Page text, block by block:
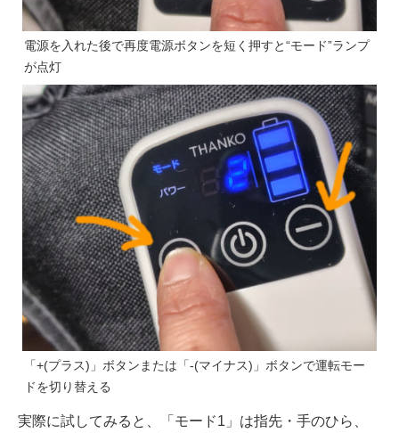
電源を入れた後で再度電源ボタンを短く押すと“モード”ランプ
が点灯
「+(プラス)」ボタンまたは「-(マイナス)」ボタンで運転モー
ドを切り替える
実際に試してみると、「モード1」は指先・手のひら、